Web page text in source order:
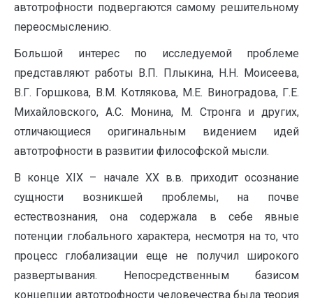
автотрофности подвергаются самому решительному
переосмыслению.
Большой интерес по исследуемой проблеме
представляют работы В.П. Плыкина, Н.Н. Моисеева,
В.Г. Горшкова, В.М. Котлякова, М.Е. Виноградова, Г.Е.
Михайловского, А.С. Монина, М. Стронга и других,
отличающиеся оригинальным видением идей
автотрофности в развитии философской мысли.
В конце XIX – начале XX в.в. приходит осознание
сущности возникшей проблемы, на почве
естествознания, она содержала в себе явные
потенции глобального характера, несмотря на то, что
процесс глобализации еще не получил широкого
развертывания. Непосредственным базисом
концепции автотрофности человечества была теория